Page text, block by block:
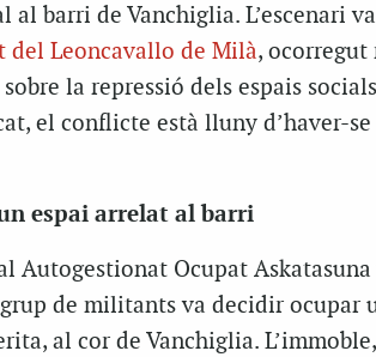
al barri de Vanchiglia. L’escenari
del Leoncavallo de Milà, ocorregut
la repressió dels espais
el conflicte està lluny d’haver-
espai arrelat al barri
Autogestionat Ocupat
grup de militants va decidir ocupar
al cor de Vanchiglia.